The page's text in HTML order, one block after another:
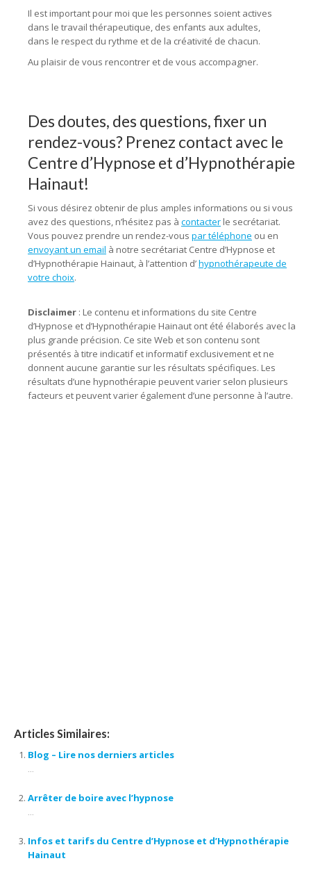
Il est important pour moi que les personnes soient actives
dans le travail thérapeutique, des enfants aux adultes,
dans le respect du rythme et de la créativité de chacun.
Au plaisir de vous rencontrer et de vous accompagner.
Des doutes, des questions, fixer un
rendez-vous? Prenez contact avec le
Centre d’Hypnose et d’Hypnothérapie
Hainaut!
Si vous désirez obtenir de plus amples informations ou si vous
avez des questions, n’hésitez pas à contacter le secrétariat.
Vous pouvez prendre un rendez-vous par téléphone ou en
envoyant un email à notre secrétariat Centre d’Hypnose et
d’Hypnothérapie Hainaut, à l’attention d’hypnothérapeute de
votre choix.
Disclaimer : Le contenu et informations du site Centre
d’Hypnose et d’Hypnothérapie Hainaut ont été élaborés avec la
plus grande précision. Ce site Web et son contenu sont
présentés à titre indicatif et informatif exclusivement et ne
donnent aucune garantie sur les résultats spécifiques. Les
résultats d’une hypnothérapie peuvent varier selon plusieurs
facteurs et peuvent varier également d’une personne à l’autre.
Articles Similaires:
Blog – Lire nos derniers articles
...
Arrêter de boire avec l’hypnose
...
Infos et tarifs du Centre d’Hypnose et d’Hypnothérapie
Hainaut